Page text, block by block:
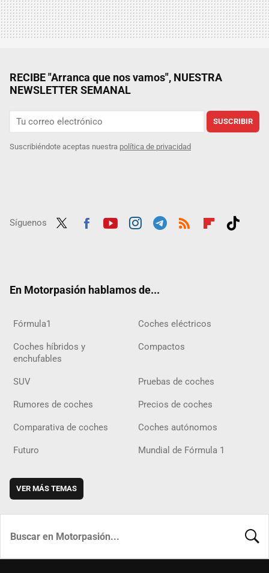
RECIBE "Arranca que nos vamos", NUESTRA
NEWSLETTER SEMANAL
SUSCRIBIR
Suscribiéndote aceptas nuestra política de privacidad
Síguenos
En Motorpasión hablamos de...
Fórmula1 Coches eléctricos
Coches híbridos y
enchufables
Compactos
SUV Pruebas de coches
Rumores de coches Precios de coches
Comparativa de coches Coches autónomos
Futuro Mundial de Fórmula 1
VER MÁS TEMAS